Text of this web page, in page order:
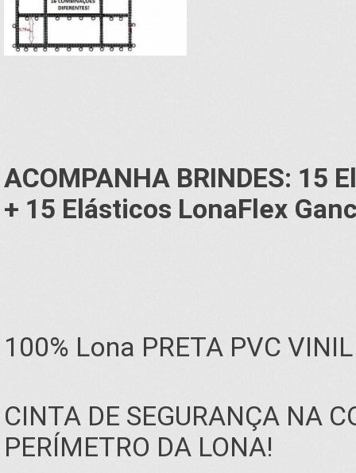
ACOMPANHA BRINDES: 15
+ 15 Elásticos LonaFlex
100% Lona PRETA PVC
CINTA DE SEGURANÇA NA
PERÍMETRO DA LONA!